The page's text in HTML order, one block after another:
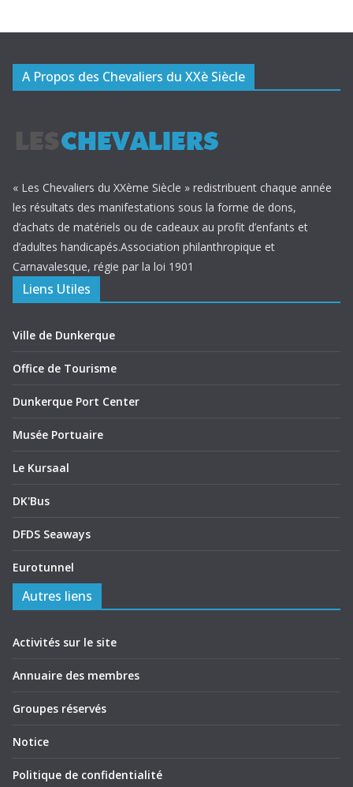
A Propos des Chevaliers du XXè Siècle
« Les Chevaliers du XXème Siècle » redistribuent chaque année
les résultats des manifestations sous la forme de dons,
d’achats de matériels ou de cadeaux au profit d’enfants et
d’adultes handicapés.Association philanthropique et
Carnavalesque, régie par la loi 1901
Liens Utiles
Ville de Dunkerque
Office de Tourisme
Dunkerque Port Center
Musée Portuaire
Le Kursaal
DK'Bus
DFDS Seaways
Eurotunnel
Autres liens
Activités sur le site
Annuaire des membres
Groupes réservés
Notice
Politique de confidentialité